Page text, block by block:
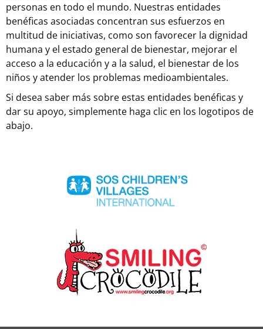
personas en todo el mundo. Nuestras entidades
benéficas asociadas concentran sus esfuerzos en
multitud de iniciativas, como son favorecer la dignidad
humana y el estado general de bienestar, mejorar el
acceso a la educación y a la salud, el bienestar de los
niños y atender los problemas medioambientales.
Si desea saber más sobre estas entidades benéficas y
dar su apoyo, simplemente haga clic en los logotipos de
abajo.